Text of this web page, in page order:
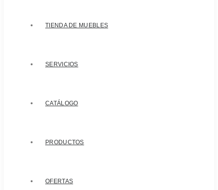
TIENDA DE MUEBLES
SERVICIOS
CATÁLOGO
PRODUCTOS
OFERTAS